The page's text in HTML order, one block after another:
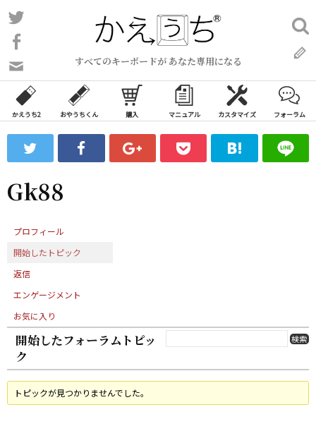
コ
ン
ン
ツ
ス
ッ
すべてのキーボードが あなた専用になる
い
合
わ
フ
ォ
ム
検
索:
かえうち2 おやうちくん 購入 マニュアル カスタマイズ フォーラム
Gk88
プロフィール
開始したトピック
返信
エンゲージメント
お気に入り
開始したフォーラムトピッ
ク
トピックが見つかりませんでした。